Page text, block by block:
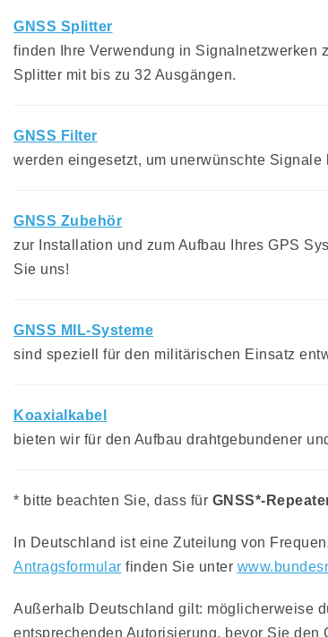
GNSS Splitter
finden Ihre Verwendung in Signalnetzwerken
Splitter mit bis zu 32 Ausgängen.
GNSS Filter
werden eingesetzt, um unerwünschte
GNSS Zubehör
zur Installation und zum Aufbau Ihres GPS
Sie uns!
GNSS MIL-Systeme
sind speziell für den militärischen Einsatz
Koaxialkabel
bieten wir für den Aufbau drahtgebundener
* bitte beachten Sie, dass für GNSS*-
In Deutschland ist eine Zuteilung von
Antragsformular finden Sie unter
Außerhalb Deutschland gilt: möglicherweise
entsprechenden Autorisierung, bevor Sie den